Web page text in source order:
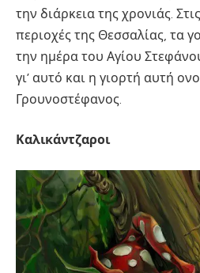
την διάρκεια της χρονιάς.
περιοχές της Θεσσαλίας, τα
την ημέρα του Αγίου
γι’ αυτό και η γιορτή αυτή
Γρουνοστέφανος.
Καλικάντζαροι